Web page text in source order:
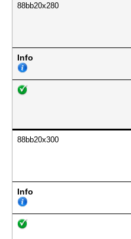
88bb20x280
Info
88bb20x300
Info